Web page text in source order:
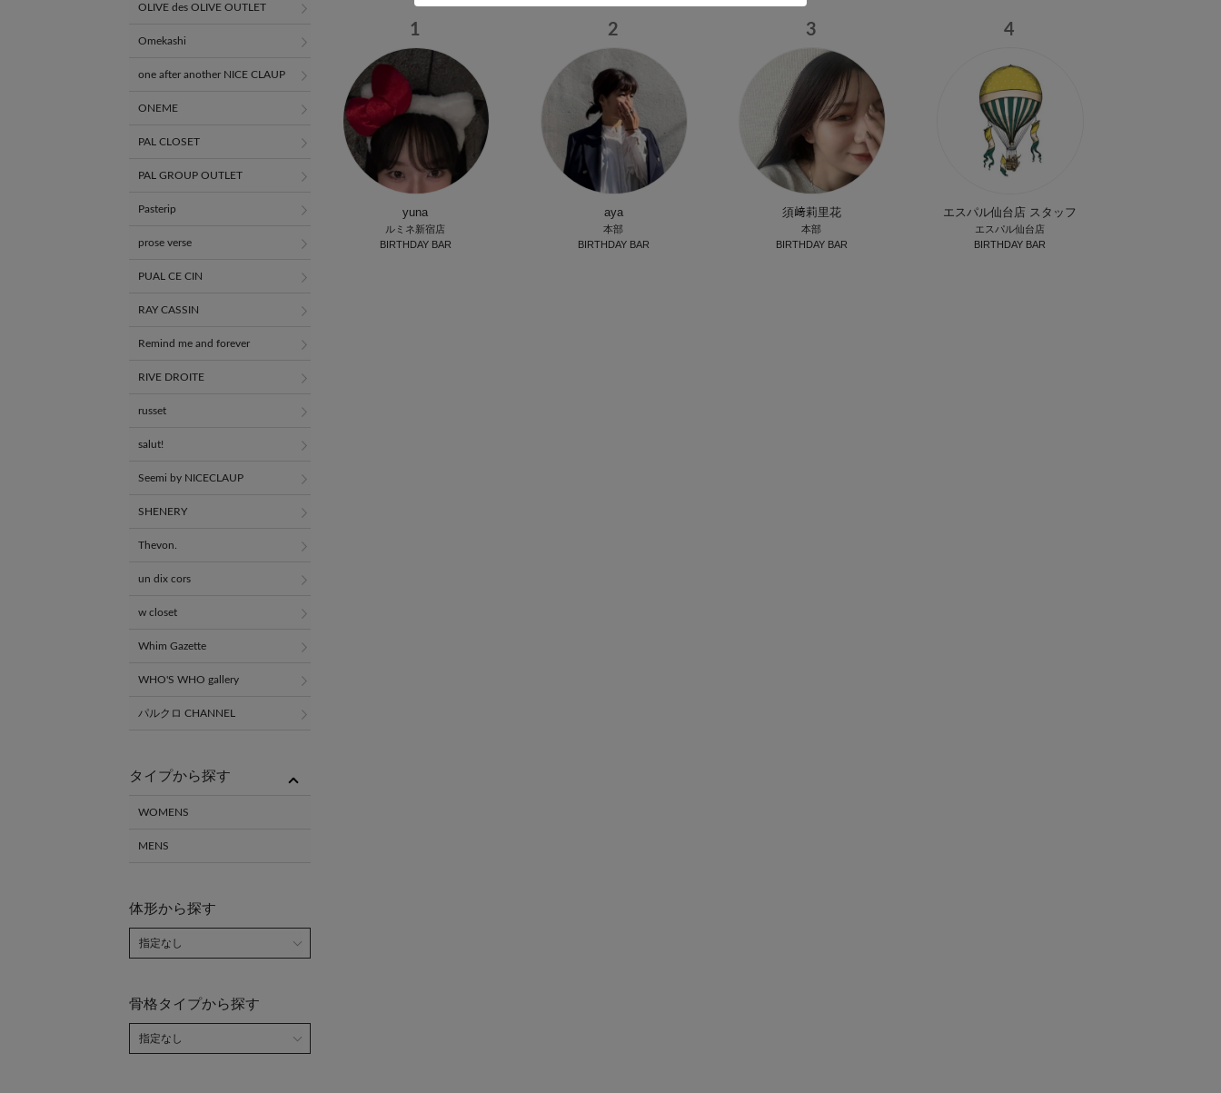
1
yuna
ルミネ新宿店
BIRTHDAY BAR
2
aya
本部
BIRTHDAY BAR
3
須﨑莉里花
本部
BIRTHDAY BAR
4
エスパル仙台店 スタッフ
エスパル仙台店
BIRTHDAY BAR
OLIVE des OLIVE OUTLET
Omekashi
one after another NICE CLAUP
ONEME
PAL CLOSET
PAL GROUP OUTLET
Pasterip
prose verse
PUAL CE CIN
RAY CASSIN
Remind me and forever
RIVE DROITE
russet
salut!
Seemi by NICECLAUP
SHENERY
Thevon.
un dix cors
w closet
Whim Gazette
WHO'S WHO gallery
パルクロ CHANNEL
タイプから探す
WOMENS
MENS
体形から探す
骨格タイプから探す